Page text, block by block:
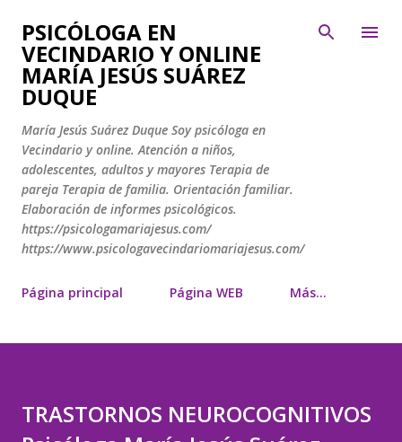
Ir al contenido principal
PSICÓLOGA EN
VECINDARIO Y ONLINE
MARÍA JESÚS SUÁREZ
DUQUE
María Jesús Suárez Duque Soy psicóloga en
Vecindario y online. Atención a niños,
adolescentes, adultos y mayores Terapia de
pareja Terapia de familia. Orientación familiar.
Elaboración de informes psicológicos.
https://psicologamariajesus.com/
https://www.psicologavecindariomariajesus.com/
Página principal Página WEB Más…
TRASTORNOS NEUROCOGNITIVOS